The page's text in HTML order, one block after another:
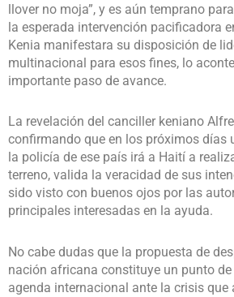
llover no moja”, y es aún temprano
la esperada intervención pacificadora
Kenia manifestara su disposición de
multinacional para esos fines, lo
importante paso de avance.
La revelación del canciller keniano
confirmando que en los próximos días
la policía de ese país irá a Haití a
terreno, valida la veracidad de sus
sido visto con buenos ojos por las
principales interesadas en la ayuda.
No cabe dudas que la propuesta de
nación africana constituye un punto
agenda internacional ante la crisis que